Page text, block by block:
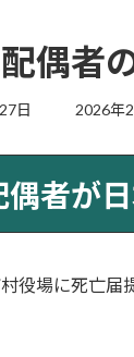
偶者
日
最
日
時
:
2026年
偶者が
村役場に死亡